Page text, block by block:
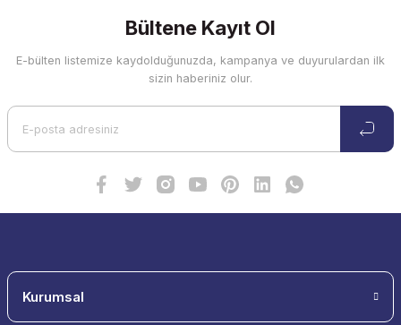
Bültene Kayıt Ol
E-bülten listemize kaydolduğunuzda, kampanya ve duyurulardan ilk
sizin haberiniz olur.
Kurumsal